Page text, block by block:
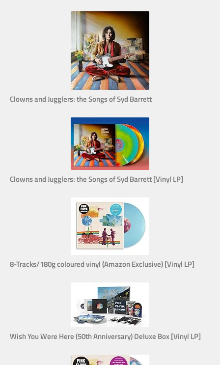
Clowns and Jugglers: the Songs of Syd Barrett
Clowns and Jugglers: the Songs of Syd Barrett [Vinyl LP]
8-Tracks/180g coloured vinyl (Amazon Exclusive) [Vinyl LP]
Wish You Were Here (50th Anniversary) Deluxe Box [Vinyl LP]